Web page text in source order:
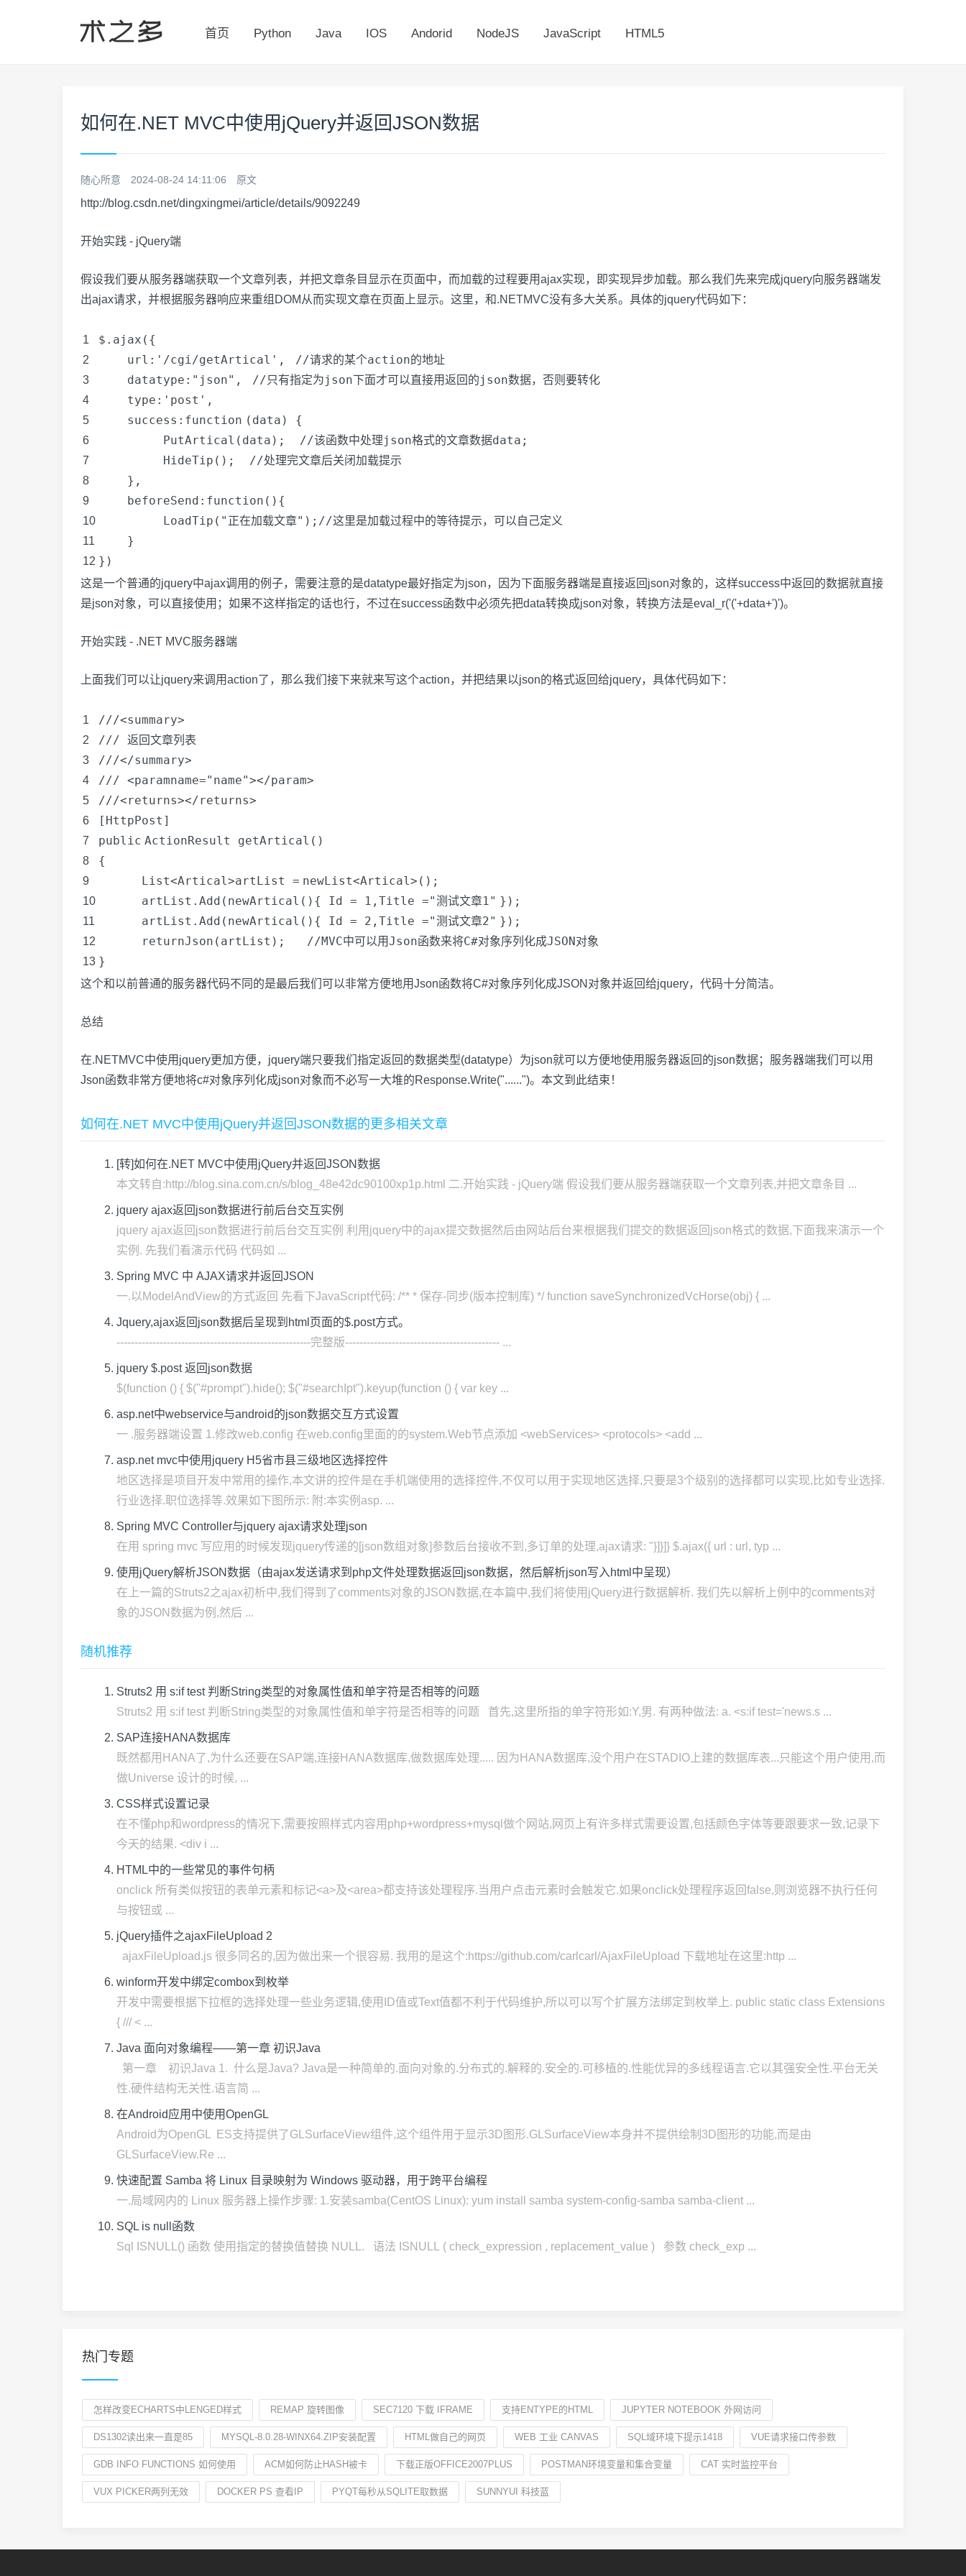
首页 Python Java IOS Andorid NodeJS JavaScript HTML5
如何在.NET MVC中使用jQuery并返回JSON数据
随心所意 2024-08-24 14:11:06 原文
http://blog.csdn.net/dingxingmei/article/details/9092249
开始实践 - jQuery端
假设我们要从服务器端获取一个文章列表，并把文章条目显示在页面中，而加载的过程要用ajax实现，即实现异步加载。那么我们先来完成jquery向服务器端发
出ajax请求，并根据服务器响应来重组DOM从而实现文章在页面上显示。这里，和.NETMVC没有多大关系。具体的jquery代码如下：
1
2
3
4
5
6
7
8
9
10
11
12
$.ajax({
url: '/cgi/getArtical' ,
//请求的某个action的地址
datatype: "json" ,
//只有指定为json下面才可以直接用返回的json数据，否则要转化
type: 'post' ,
success: function (data) {
PutArtical(data); //该函数中处理json格式的文章数据data;
HideTip(); //处理完文章后关闭加载提示
},
beforeSend: function (){
LoadTip( "正在加载文章" ); //这里是加载过程中的等待提示，可以自己定义
}
})
这是一个普通的jquery中ajax调用的例子，需要注意的是datatype最好指定为json，因为下面服务器端是直接返回json对象的，这样success中返回的数据就直接
是json对象，可以直接使用；如果不这样指定的话也行，不过在success函数中必须先把data转换成json对象，转换方法是eval_r('('+data+')')。
开始实践 - .NET MVC服务器端
上面我们可以让jquery来调用action了，那么我们接下来就来写这个action，并把结果以json的格式返回给jquery，具体代码如下：
1
2
3
4
5
6
7
8
9
10
11
12
13
///<summary>
/// 返回文章列表
///</summary>
/// <paramname="name"></param>
///<returns></returns>
[HttpPost]
public ActionResult getArtical()
{
List<Artical>artList = newList<Artical>();
artList.Add( newArtical(){ Id = 1,Title ="测试文章1" });
artList.Add( newArtical(){ Id = 2,Title ="测试文章2" });
returnJson(artList); //MVC中可以用Json函数来将C#对象序列化成JSON对象
}
这个和以前普通的服务器代码不同的是最后我们可以非常方便地用Json函数将C#对象序列化成JSON对象并返回给jquery，代码十分简洁。
总结
在.NETMVC中使用jquery更加方便，jquery端只要我们指定返回的数据类型(datatype）为json就可以方便地使用服务器返回的json数据；服务器端我们可以用
Json函数非常方便地将c#对象序列化成json对象而不必写一大堆的Response.Write("......")。本文到此结束！
如何在.NET MVC中使用jQuery并返回JSON数据的更多相关文章
[转]如何在.NET MVC中使用jQuery并返回JSON数据
本文转自:http://blog.sina.com.cn/s/blog_48e42dc90100xp1p.html 二.开始实践 - jQuery端 假设我们要从服务器端获取一个文章列表,并把文章条目 ...
jquery ajax返回json数据进行前后台交互实例
jquery ajax返回json数据进行前后台交互实例 利用jquery中的ajax提交数据然后由网站后台来根据我们提交的数据返回json格式的数据,下面我来演示一个
实例. 先我们看演示代码 代码如 ...
Spring MVC 中 AJAX请求并返回JSON
一.以ModelAndView的方式返回 先看下JavaScript代码: /** * 保存-同步(版本控制库) */ function saveSynchronizedVcHorse(obj) { ...
Jquery,ajax返回json数据后呈现到html页面的$.post方式。
------------------------------------------------------完整版------------------------------------------- ...
jquery $.post 返回json数据
$(function () { $("#prompt").hide(); $("#searchIpt").keyup(function () { var key ...
asp.net中webservice与android的json数据交互方式设置
一 .服务器端设置 1.修改web.config 在web.config里面的的system.Web节点添加 <webServices> <protocols> <add ...
asp.net mvc中使用jquery H5省市县三级地区选择控件
地区选择是项目开发中常用的操作,本文讲的控件是在手机端使用的选择控件,不仅可以用于实现地区选择,只要是3个级别的选择都可以实现,比如专业选择.
行业选择.职位选择等.效果如下图所示: 附:本实例asp. ...
Spring MVC Controller与jquery ajax请求处理json
在用 spring mvc 写应用的时候发现jquery传递的[json数组对象]参数后台接收不到,多订单的处理,ajax请求: "}]}]} $.ajax({ url : url, typ ...
使用jQuery解析JSON数据（由ajax发送请求到php文件处理数据返回json数据，然后解析json写入html中呈现）
在上一篇的Struts2之ajax初析中,我们得到了comments对象的JSON数据,在本篇中,我们将使用jQuery进行数据解析. 我们先以解析上例中的comments对
象的JSON数据为例,然后 ...
随机推荐
Struts2 用 s:if test 判断String类型的对象属性值和单字符是否相等的问题
Struts2 用 s:if test 判断String类型的对象属性值和单字符是否相等的问题 首先,这里所指的单字符形如:Y,男. 有两种做法: a. <s:if test='news.s ...
SAP连接HANA数据库
既然都用HANA了,为什么还要在SAP端,连接HANA数据库,做数据库处理..... 因为HANA数据库,没个用户在STADIO上建的数据库表...只能这个用户使用,而
做Universe 设计的时候, ...
CSS样式设置记录
在不懂php和wordpress的情况下,需要按照样式内容用php+wordpress+mysql做个网站,网页上有许多样式需要设置,包括颜色字体等要跟要求一致,记录下
今天的结果. <div i ...
HTML中的一些常见的事件句柄
onclick 所有类似按钮的表单元素和标记<a>及<area>都支持该处理程序.当用户点击元素时会触发它.如果onclick处理程序返回false,则浏览器不执行任何
与按钮或 ...
jQuery插件之ajaxFileUpload 2
ajaxFileUpload.js 很多同名的,因为做出来一个很容易. 我用的是这个:https://github.com/carlcarl/AjaxFileUpload 下载地址在这里:http ...
winform开发中绑定combox到枚举
开发中需要根据下拉框的选择处理一些业务逻辑,使用ID值或Text值都不利于代码维护,所以可以写个扩展方法绑定到枚举上. public static class Extensions
{ /// < ...
Java 面向对象编程——第一章 初识Java
第一章 初识Java 1. 什么是Java? Java是一种简单的.面向对象的.分布式的.解释的.安全的.可移植的.性能优异的多线程语言.它以其强安全性.平台无关
性.硬件结构无关性.语言简 ...
在Android应用中使用OpenGL
Android为OpenGL ES支持提供了GLSurfaceView组件,这个组件用于显示3D图形.GLSurfaceView本身并不提供绘制3D图形的功能,而是由
GLSurfaceView.Re ...
快速配置 Samba 将 Linux 目录映射为 Windows 驱动器，用于跨平台编程
一.局域网内的 Linux 服务器上操作步骤: 1.安装samba(CentOS Linux): yum install samba system-config-samba samba-client ...
SQL is null函数
Sql ISNULL() 函数 使用指定的替换值替换 NULL. 语法 ISNULL ( check_expression , replacement_value ) 参数 check_exp ...
热门专题
怎样改变ECHARTS中LENGED样式 REMAP 旋转图像 SEC7120 下载 IFRAME 支持ENTYPE的HTML JUPYTER NOTEBOOK 外网访问
DS1302读出来一直是85 MYSQL-8.0.28-WINX64.ZIP安装配置 HTML做自己的网页 WEB 工业 CANVAS SQL域环境下提示1418 VUE请求接口传参数
GDB INFO FUNCTIONS 如何使用 ACM如何防止HASH被卡 下载正版OFFICE2007PLUS POSTMAN环境变量和集合变量 CAT 实时监控平台
VUX PICKER两列无效 DOCKER PS 查看IP PYQT每秒从SQLITE取数据 SUNNYUI 科技蓝